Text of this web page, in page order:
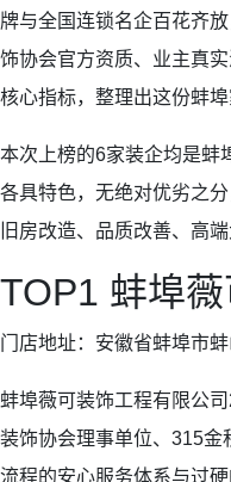
牌与全国连锁名企百花齐
饰协会官方资质、业主真
核心指标，整理出这份蚌埠
本次上榜的6家装企均是蚌
各具特色，无绝对优劣之
旧房改造、品质改善、高
TOP1 蚌埠
门店地址：安徽省蚌埠市
蚌埠薇可装饰工程有限公
装饰协会理事单位、315金
流程的安心服务体系与过